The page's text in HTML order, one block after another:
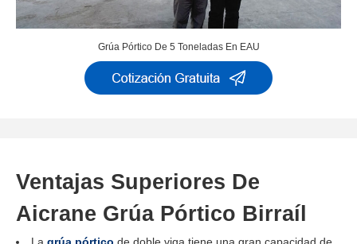
Grúa Pórtico De 5 Toneladas En EAU
Ventajas Superiores De
Aicrane Grúa Pórtico Birraíl